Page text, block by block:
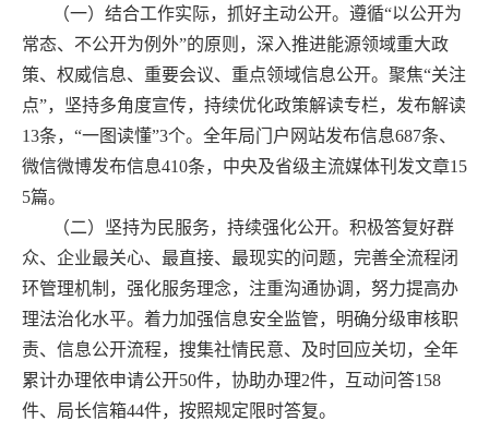
（一）结合工作实际，抓好主动公开。 遵循“以公开为
常态、不公开为例外”的原则，深入推进能源领域重大政
策、权威信息、重要会议、重点领域信息公开。聚焦“关注
点”，坚持多角度宣传，持续优化政策解读专栏，发布解读
13条，“一图读懂”3个。全年局门户网站发布信息687条、
微信微博发布信息410条，中央及省级主流媒体刊发文章15
5篇。
（二）坚持为民服务，持续强化公开。 积极答复好群
众、企业最关心、最直接、最现实的问题，完善全流程闭
环管理机制，强化服务理念，注重沟通协调，努力提高办
理法治化水平。着力加强信息安全监管，明确分级审核职
责、信息公开流程，搜集社情民意、及时回应关切，全年
累计办理依申请公开50件，协助办理2件，互动问答158
件、局长信箱44件，按照规定限时答复。